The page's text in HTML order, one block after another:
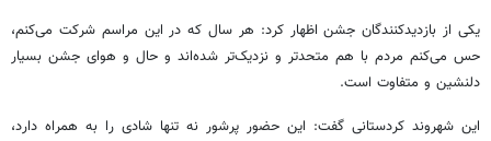
یکی از بازدیدکنندگان جشن اظهار کرد: هر سال که در این مراسم شرکت می‌کنم،
حس می‌کنم مردم با هم متحدتر و نزدیک‌تر شده‌اند و حال و هوای جشن بسیار
دلنشین و متفاوت است.
این شهروند کردستانی گفت: این حضور پرشور نه تنها شادی را به همراه دارد،